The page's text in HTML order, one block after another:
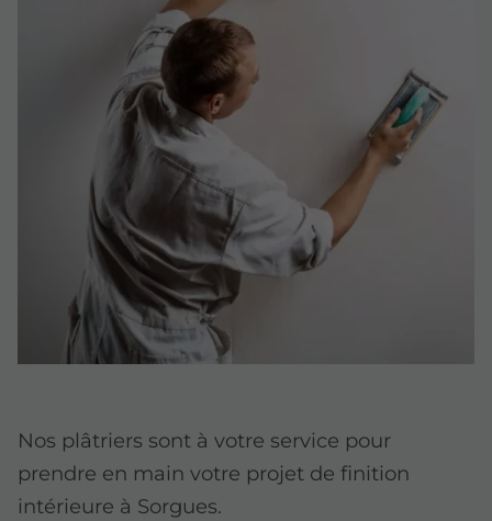
Nos plâtriers sont à votre service pour
prendre en main votre projet de finition
intérieure à Sorgues.